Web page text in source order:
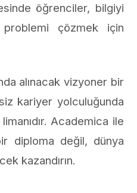
öğrenciler, bilgiyi
çözmek için
alınacak vizyoner bir
kariyer yolculuğunda
Academica ile
diploma değil, dünya
kazandırın.